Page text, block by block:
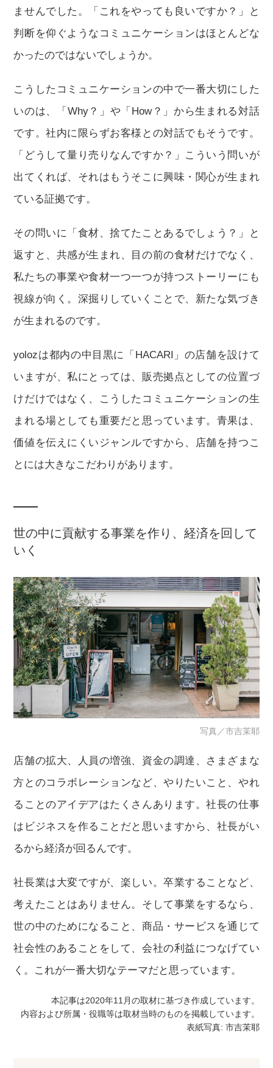
ませんでした。「これをやっても良いですか？」と
判断を仰ぐようなコミュニケーションはほとんどな
かったのではないでしょうか。
こうしたコミュニケーションの中で一番大切にした
いのは、「Why？」や「How？」から生まれる対話
です。社内に限らずお客様との対話でもそうです。
「どうして量り売りなんですか？」こういう問いが
出てくれば、それはもうそこに興味・関心が生まれ
ている証拠です。
その問いに「食材、捨てたことあるでしょう？」と
返すと、共感が生まれ、目の前の食材だけでなく、
私たちの事業や食材一つ一つが持つストーリーにも
視線が向く。深掘りしていくことで、新たな気づき
が生まれるのです。
yolozは都内の中目黒に「HACARI」の店舗を設けて
いますが、私にとっては、販売拠点としての位置づ
けだけではなく、こうしたコミュニケーションの生
まれる場としても重要だと思っています。青果は、
価値を伝えにくいジャンルですから、店舗を持つこ
とには大きなこだわりがあります。
世の中に貢献する事業を作り、経済を回して
いく
写真／市吉茉耶
店舗の拡大、人員の増強、資金の調達、さまざまな
方とのコラボレーションなど、やりたいこと、やれ
ることのアイデアはたくさんあります。社長の仕事
はビジネスを作ることだと思いますから、社長がい
るから経済が回るんです。
社長業は大変ですが、楽しい。卒業することなど、
考えたことはありません。そして事業をするなら、
世の中のためになること、商品・サービスを通じて
社会性のあることをして、会社の利益につなげてい
く。これが一番大切なテーマだと思っています。
本記事は2020年11月の取材に基づき作成しています。
内容および所属・役職等は取材当時のものを掲載しています。
表紙写真: 市吉茉耶